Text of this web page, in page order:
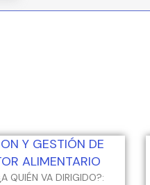
Y GESTIÓN DE
ALIMENTARIO
VA DIRIGIDO?: